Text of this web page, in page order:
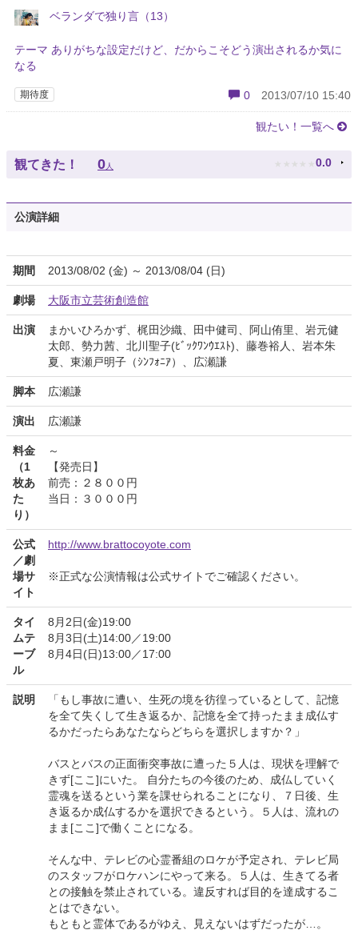
ベランダで独り言（13）
テーマ ありがちな設定だけど、だからこそどう演出されるか気に
なる
期待度 0 2013/07/10 15:40
観たい！一覧へ
観てきた！ 0人 ★ ★ ★ ★ ★ 0.0
公演詳細
期間 2013/08/02 (金) ～ 2013/08/04 (日)
劇場 大阪市立芸術創造館
出演
まかいひろかず、梶田沙織、田中健司、阿山侑里、岩元健
太郎、勢力茜、北川聖子(ﾋﾞｯｸﾜﾝｳｴｽﾄ)、藤巻裕人、岩本朱
夏、東瀬戸明子（ｼﾝﾌｫﾆｱ）、広瀬謙
脚本 広瀬謙
演出 広瀬謙
料金
（1
枚あ
た
り）
～
【発売日】
前売：２８００円
当日：３０００円
公式
／劇
場サ
イト
http://www.brattocoyote.com
※正式な公演情報は公式サイトでご確認ください。
タイ
ムテ
ーブ
ル
8月2日(金)19:00
8月3日(土)14:00／19:00
8月4日(日)13:00／17:00
説明
「もし事故に遭い、生死の境を彷徨っているとして、記憶
を全て失くして生き返るか、記憶を全て持ったまま成仏す
るかだったらあなたならどちらを選択しますか？」
バスとバスの正面衝突事故に遭った５人は、現状を理解で
きず[ここ]にいた。 自分たちの今後のため、成仏していく
霊魂を送るという業を課せられることになり、７日後、生
き返るか成仏するかを選択できるという。５人は、流れの
まま[ここ]で働くことになる。
そんな中、テレビの心霊番組のロケが予定され、テレビ局
のスタッフがロケハンにやって来る。５人は、生きてる者
との接触を禁止されている。違反すれば目的を達成するこ
とはできない。
もともと霊体であるがゆえ、見えないはずだったが…。